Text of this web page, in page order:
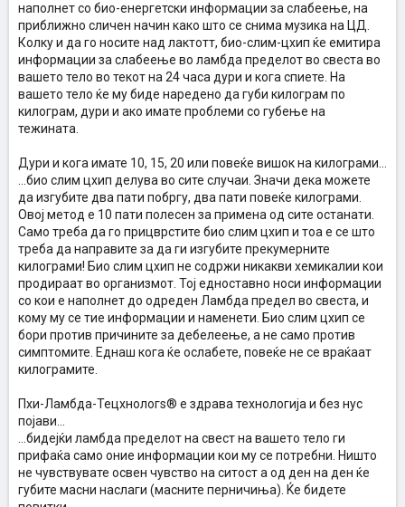
наполнет со био-енергетски информации за слабеење, на
приближно сличен начин како што се снима музика на ЦД.
Колку и да го носите над лактотт, био-слим-цхип ќе емитира
информации за слабеење во ламбда пределот во свеста во
вашето тело во текот на 24 часа дури и кога спиете. На
вашето тело ќе му биде наредено да губи килограм по
килограм, дури и ако имате проблеми со губење на
тежината.
Дури и кога имате 10, 15, 20 или повеќе вишок на килограми...
...био слим цхип делува во сите случаи. Значи дека можете
да изгубите два пати побргу, два пати повеќе килограми.
Овој метод е 10 пати полесен за примена од сите останати.
Само треба да го прицврстите био слим цхип и тоа е се што
треба да направите за да ги изгубите прекумерните
килограми! Био слим цхип не содржи никакви хемикалии кои
продираат во организмот. Тој едноставно носи информации
со кои е наполнет до одреден Ламбда предел во свеста, и
кому му се тие информации и наменети. Био слим цхип се
бори против причините за дебелеење, а не само против
симптомите. Еднаш кога ќе ослабете, повеќе не се враќаат
килограмите.
Пхи-Ламбда-Тецхнологѕ® е здрава технологија и без нус
појави...
...бидејќи ламбда пределот на свест на вашето тело ги
прифаќа само оние информации кои му се потребни. Ништо
не чувствувате освен чувство на ситост а од ден на ден ќе
губите масни наслаги (масните перничиња). Ќе бидете